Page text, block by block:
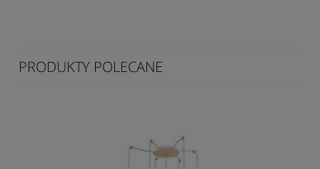
PRODUKTY POLECANE